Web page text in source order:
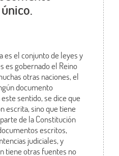
es el conjunto de leyes y
es gobernado el Reino
otras naciones, el
documento
sentido, se dice que
escrita, sino que tiene
de la Constitución
escritos,
judiciales, y
tiene otras fuentes no